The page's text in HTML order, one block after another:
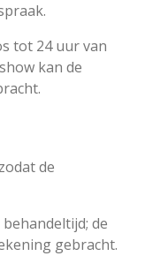
tot 24 uur van
kan de
de
de
gebracht.